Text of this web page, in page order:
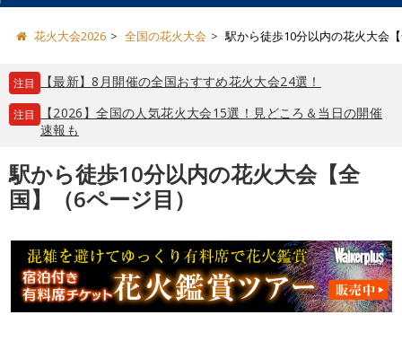
花火大会2026 全国の花火大会 駅から徒歩10分以内の花火大会
注目 【最新】8月開催の全国おすすめ花火大会24選！
注目
【2026】全国の人気花火大会15選！見どころ＆当日の開催
速報も
駅から徒歩10分以内の花火大会【全
国】（6ページ目）